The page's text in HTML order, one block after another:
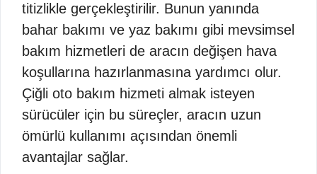
titizlikle gerçekleştirilir. Bunun yanında
bahar bakımı ve yaz bakımı gibi mevsimsel
bakım hizmetleri de aracın değişen hava
koşullarına hazırlanmasına yardımcı olur.
Çiğli oto bakım hizmeti almak isteyen
sürücüler için bu süreçler, aracın uzun
ömürlü kullanımı açısından önemli
avantajlar sağlar.